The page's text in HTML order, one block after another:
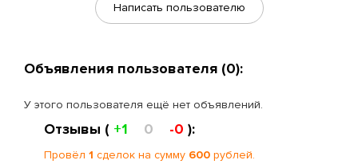
Написать пользователю
Объявления пользователя (0):
У этого пользователя ещё нет объявлений.
Отзывы ( +1 0 -0 ):
Провёл 1 сделок на сумму 600 рублей.